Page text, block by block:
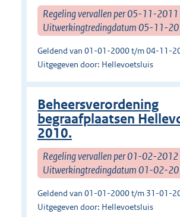
Regeling vervallen per 05-11-2011
Uitwerkingtredingdatum 05-11-
Geldend van 01-01-2000 t/m 04-11-
Uitgegeven door: Hellevoetsluis
Beheersverordening
begraafplaatsen
2010.
Regeling vervallen per 01-02-2012
Uitwerkingtredingdatum 01-02-
Geldend van 01-01-2000 t/m 31-01-
Uitgegeven door: Hellevoetsluis